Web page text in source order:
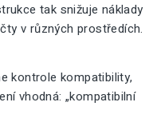
tak snižuje náklady
v různých prostředích.
kontrole kompatibility,
vhodná: „kompatibilní